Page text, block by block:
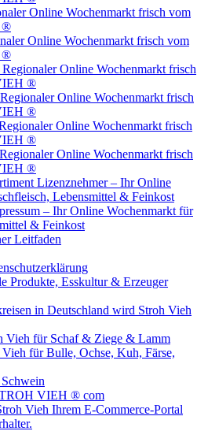
Online Wochenmarkt frisch vom
®
Online Wochenmarkt frisch vom
®
Regionaler Online Wochenmarkt frisch
®
Online Wochenmarkt frisch
®
Online Wochenmarkt frisch
®
Online Wochenmarkt frisch
®
Lizenznehmer – Ihr Online
Lebensmittel & Feinkost
– Ihr Online Wochenmarkt für
& Feinkost
Leitfaden
Produkte, Esskultur & Erzeuger
in Deutschland wird Stroh Vieh
Vieh für Schaf & Ziege & Lamm
für Bulle, Ochse, Kuh, Färse,
VIEH ® com
Vieh Ihrem E-Commerce-Portal